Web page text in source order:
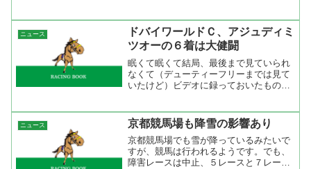
ィフトカレントが初代チャンピオンにな
った。これから、毎年同じ様...
ニュース
ドバイワールドＣ、アジュディミ
ツオーの６着は大健闘
眠くて眠くて結局、最後まで見ていられ
なくて（デューティーフリーまでは見て
いたけど）ビデオに録っておいたものを
の１０番枠からの発走で、スタートはあ
まりよくなったもののスッ...
ニュース 京都競馬場も降雪の影響あり
京都競馬場でも雪が降っているみたいで
すが、競馬は行われるようです。でも、
障害レースは中止、５レースと７レース